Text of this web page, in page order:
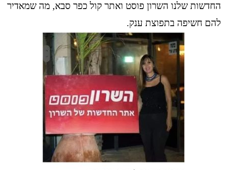
החדשות שלנו השרון פוסט ואתר קול כפר סבא, מה שמאדיר
להם חשיפה בתפוצת ענק.